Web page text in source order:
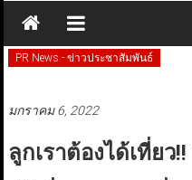
PR News - ข่าวประชาสัมพันธ์
มกราคม 6, 2022
ลูกเราต้องได้เที่ยว